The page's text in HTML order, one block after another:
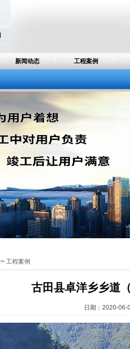
新闻动态 工程案例
工程案例
古田县卓洋乡乡道
日期：2020-06-